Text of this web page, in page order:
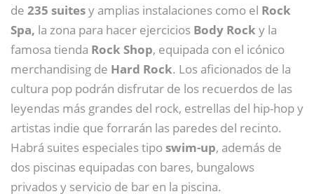
de 235 suitesy amplias instalaciones como el Rock
Spa, la zona para hacer ejercicios Body Rock y la
famosa tienda Rock Shop, equipada con el icónico
merchandising de Hard Rock. Los aficionados de la
cultura pop podrán disfrutar de los recuerdos de las
leyendas más grandes del rock, estrellas del hip-hop y
artistas indie que forrarán las paredes del recinto.
Habrá suites especiales tiposwim-up, además de
dos piscinas equipadas con bares, bungalows
privados y servicio de bar en la piscina.